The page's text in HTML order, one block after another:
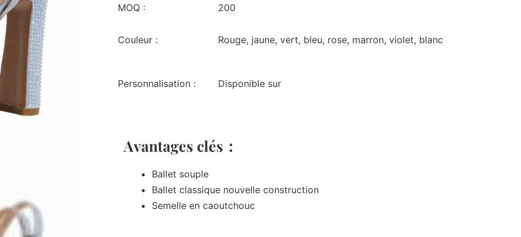
MOQ : 200
Couleur : Rouge, jaune, vert, bleu, rose, marron, violet, blanc
Personnalisation : Disponible sur
Avantages clés：
Ballet souple
Ballet classique nouvelle construction
Semelle en caoutchouc